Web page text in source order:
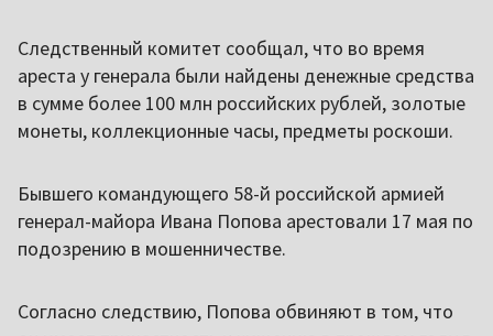
Следственный комитет сообщал, что во время
ареста у генерала были найдены денежные средства
в сумме более 100 млн российских рублей, золотые
монеты, коллекционные часы, предметы роскоши.
Бывшего командующего 58-й российской армией
генерал-майора Ивана Попова арестовали 17 мая по
подозрению в мошенничестве.
Согласно следствию, Попова обвиняют в том, что